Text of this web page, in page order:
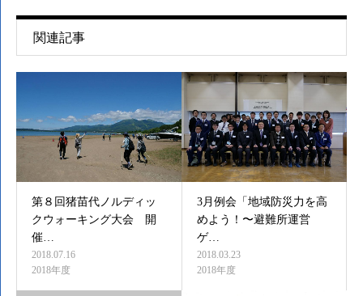
関連記事
第８回猪苗代ノルディッ
クウォーキング大会 開
催…
2018.07.16
2018年度
3月例会「地域防災力を高
めよう！〜避難所運営
ゲ…
2018.03.23
2018年度